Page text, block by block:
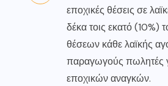
εποχικές θέσεις σε
δέκα τοις εκατό (10%)
θέσεων κάθε λαϊκής
παραγωγούς πωλητές
εποχικών αναγκών.